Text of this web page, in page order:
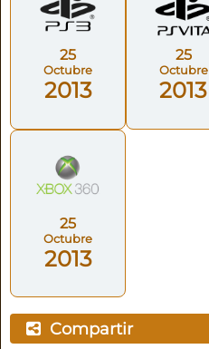
25
Octubre
2013
25
Octubre
2013
25
Octubre
2013
Compartir